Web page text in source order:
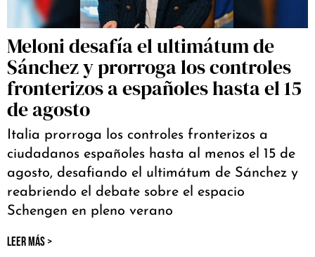
Meloni desafía el ultimátum de
Sánchez y prorroga los controles
fronterizos a españoles hasta el 15
de agosto
Italia prorroga los controles fronterizos a
ciudadanos españoles hasta al menos el 15 de
agosto, desafiando el ultimátum de Sánchez y
reabriendo el debate sobre el espacio
Schengen en pleno verano
LEER MÁS >